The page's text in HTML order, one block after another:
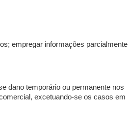
empregar informações parcialmente
dano temporário ou permanente nos
excetuando-se os casos em